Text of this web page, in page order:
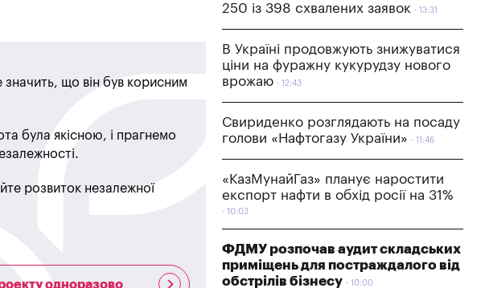
що він був корисним
була якісною, і прагнемо
розвиток незалежної
одноразово
250 із 398 схвалених заявок
13:31
В Україні продовжують знижуватися
ціни на фуражну кукурудзу нового
врожаю
12:43
Свириденко розглядають на посаду
голови «Нафтогазу України»
11:46
«КазМунайГаз» планує наростити
експорт нафти в обхід росії на 31%
10:03
ФДМУ розпочав аудит складських
приміщень для постраждалого від
обстрілів бізнесу
10:00